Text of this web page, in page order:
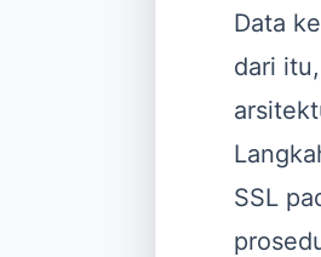
Data
dari
SSL